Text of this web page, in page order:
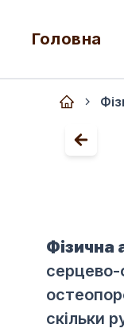
Головна
Фізична
серцево-
скільки